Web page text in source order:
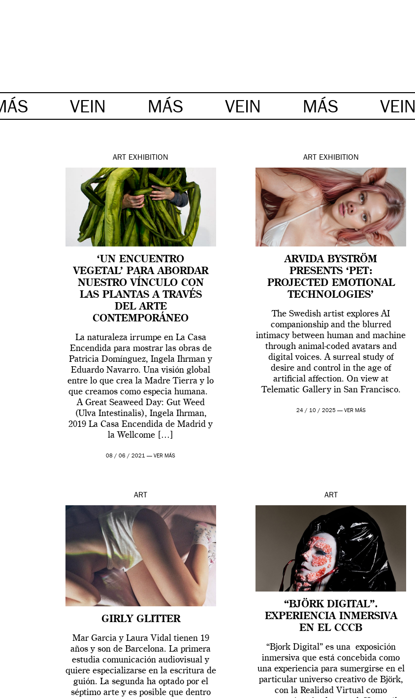
VEIN MÁS VEIN MÁS VEIN
ART EXHIBITION
‘UN ENCUENTRO
VEGETAL’ PARA ABORDAR
NUESTRO VÍNCULO CON
LAS PLANTAS A TRAVÉS
DEL ARTE
CONTEMPORÁNEO
La naturaleza irrumpe en La Casa
Encendida para mostrar las obras de
Patricia Domínguez, Ingela Ihrman y
Eduardo Navarro. Una visión global
entre lo que crea la Madre Tierra y lo
que creamos como especia humana.
A Great Seaweed Day: Gut Weed
(Ulva Intestinalis), Ingela Ihrman,
2019 La Casa Encendida de Madrid y
la Wellcome […]
08 / 06 / 2021 —VER MÁS
ART EXHIBITION
ARVIDA BYSTRÖM
PRESENTS ‘PET:
PROJECTED EMOTIONAL
TECHNOLOGIES’
The Swedish artist explores AI
companionship and the blurred
intimacy between human and machine
through animal-coded avatars and
digital voices. A surreal study of
desire and control in the age of
artificial affection. On view at
Telematic Gallery in San Francisco.
24 / 10 / 2025 — VER MÁS
ART
GIRLY GLITTER
Mar Garcia y Laura Vidal tienen 19
años y son de Barcelona. La primera
estudia comunicación audiovisual y
quiere especializarse en la escritura de
guión. La segunda ha optado por el
séptimo arte y es posible que dentro
ART
“BJÖRK DIGITAL”.
EXPERIENCIA INMERSIVA
EN EL CCCB
“Bjork Digital” es una exposición
inmersiva que está concebida como
una experiencia para sumergirse en el
particular universo creativo de Björk,
con la Realidad Virtual como